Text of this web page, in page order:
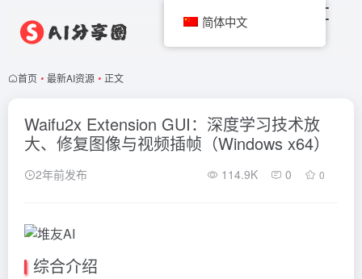
首页 • 最新AI资源 • 正文
Waifu2x Extension GUI：深度学习技术放
大、修复图像与视频插帧（Windows x64）
2年前发布 114.9K 0 0
综合介绍
简体中文